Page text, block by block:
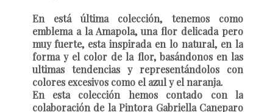
En está última colección, tenemos como
emblema a la Amapola, una flor delicada pero
muy fuerte, esta inspirada en lo natural, en la
forma y el color de la flor, basándonos en las
ultimas tendencias y representándolos con
colores excesivos como el azul y el naranja.
En esta colección hemos contado con la
colaboración de la Pintora Gabriella Caneparo